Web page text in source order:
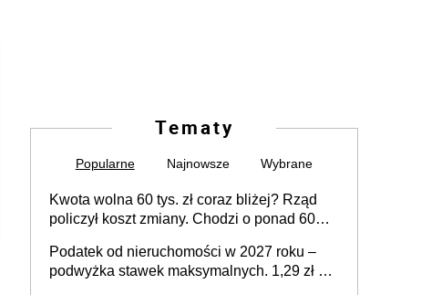
Tematy
Popularne Najnowsze Wybrane
Kwota wolna 60 tys. zł coraz bliżej? Rząd
policzył koszt zmiany. Chodzi o ponad 60
Podatek od nieruchomości w 2027 roku –
podwyżka stawek maksymalnych. 1,29 zł za